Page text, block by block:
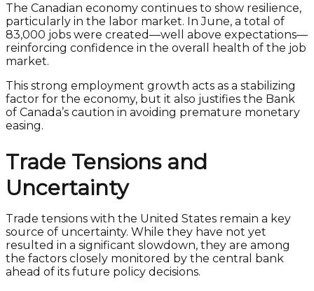
The Canadian economy continues to show resilience,
particularly in the labor market. In June, a total of
83,000 jobs were created—well above expectations—
reinforcing confidence in the overall health of the job
market.
This strong employment growth acts as a stabilizing
factor for the economy, but it also justifies the Bank
of Canada’s caution in avoiding premature monetary
easing.
Trade Tensions and
Uncertainty
Trade tensions with the United States remain a key
source of uncertainty. While they have not yet
resulted in a significant slowdown, they are among
the factors closely monitored by the central bank
ahead of its future policy decisions.